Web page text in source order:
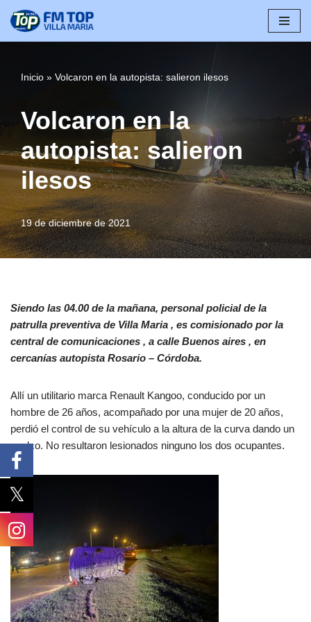
Inicio » Volcaron en la autopista: salieron ilesos
Volcaron en la
autopista: salieron
ilesos
19 de diciembre de 2021
Siendo las 04.00 de la mañana, personal policial de la
patrulla preventiva de Villa Maria , es comisionado por la
central de comunicaciones , a calle Buenos aires , en
cercanías autopista Rosario – Córdoba.
Allí un utilitario marca Renault Kangoo, conducido por un
hombre de 26 años, acompañado por una mujer de 20 años,
perdió el control de su vehículo a la altura de la curva dando un
vuelco. No resultaron lesionados ninguno los dos ocupantes.